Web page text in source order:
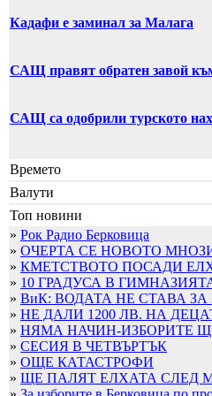
Кадафи е заминал за Малага
САЩ правят обратен завой
САЩ са одобрили турското
Времето
Валути
Топ новини
» Рок Радио Берковица
» ОЧЕРТА СЕ НОВОТО
» КМЕТСТВОТО ПОСАДИ
» 10 ГРАДУСА В
» ВиК: ВОДАТА НЕ СТАВА
» НЕ ДАЛИ 1200 ЛВ. НА
» НЯМА НАЧИН-ИЗБОРИТЕ
» СЕСИЯ В ЧЕТВЪРТЪК
» ОЩЕ КАТАСТРОФИ
» ЩЕ ПАЛЯТ ЕЛХАТА СЛЕД